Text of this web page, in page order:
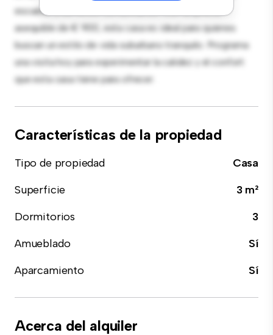
escuelas y servicios comunitarios. Con un precio
asequible de € 900, esta casa es ideal para quienes
buscan un estilo de vida suburbano tranquilo. Programa
una visita hoy para experimentar la calidez y el confort
que esta casa tiene para ofrecer.
Características de la propiedad
Tipo de propiedad
Casa
Superficie
3 m²
Dormitorios
3
Amueblado
Sí
Aparcamiento
Sí
Acerca del alquiler